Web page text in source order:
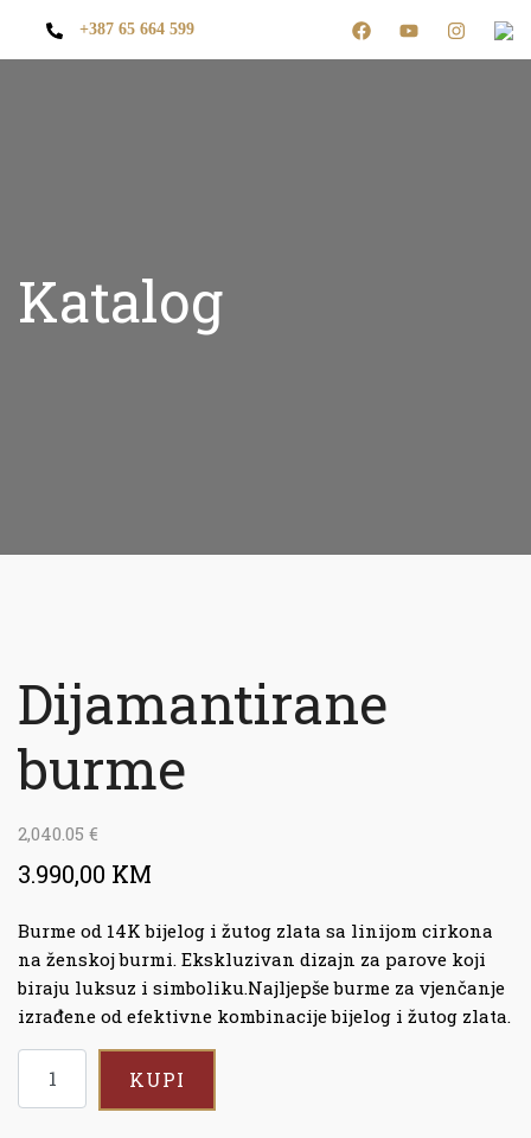
+387 65 664 599
Katalog
Dijamantirane
burme
2,040.05 €
3.990,00 KM
Burme od 14K bijelog i žutog zlata sa linijom cirkona
na ženskoj burmi. Ekskluzivan dizajn za parove koji
biraju luksuz i simboliku.Najljepše burme za vjenčanje
izrađene od efektivne kombinacije bijelog i žutog zlata.
KUPI